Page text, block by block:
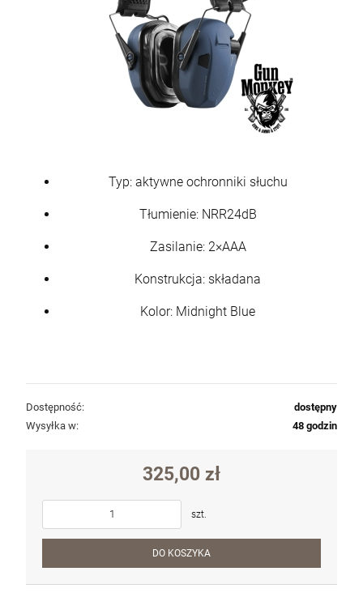
Typ: aktywne ochronniki słuchu
Tłumienie: NRR24dB
Zasilanie: 2×AAA
Konstrukcja: składana
Kolor: Midnight Blue
Dostępność:
dostępny
Wysyłka w:
48 godzin
325,00 zł
szt.
DO KOSZYKA